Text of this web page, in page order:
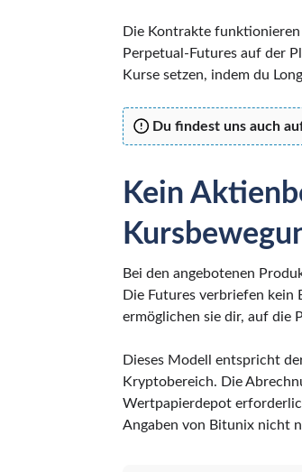
Die Kontrakte
Perpetual-Futures auf der
Kurse setzen, indem du
Du findest uns auch
Kein
Bei den angebotenen
Die Futures verbriefen kein
ermöglichen sie dir, auf die
Dieses Modell entspricht
Kryptobereich. Die
Wertpapierdepot
Angaben von Bitunix nicht